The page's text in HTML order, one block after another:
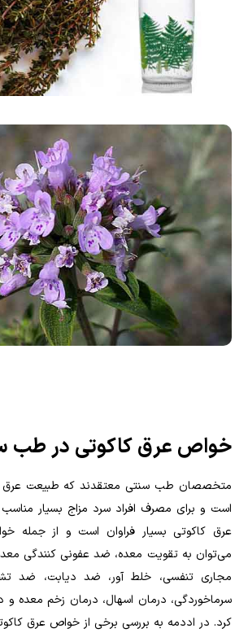
خواص عرق کاکوتی در طب
متخصصان طب سنتی معتقدند که طبیعت
است و برای مصرف افراد سرد مزاج بسیار
عرق کاکوتی بسیار فراوان است و از جمله
می‌توان به تقویت معده، ضد عفونی کنندگی
مجاری تنفسی، خلط آور، ضد دیابت، ضد
سرماخوردگی، درمان اسهال، درمان زخم معده و
کرد. در اددمه به بررسی برخی از خواص عرق